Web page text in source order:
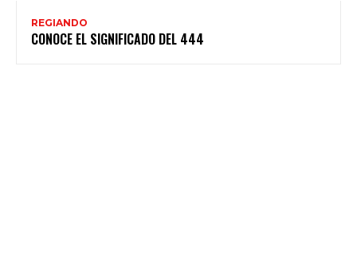
REGIANDO
CONOCE EL SIGNIFICADO DEL 444